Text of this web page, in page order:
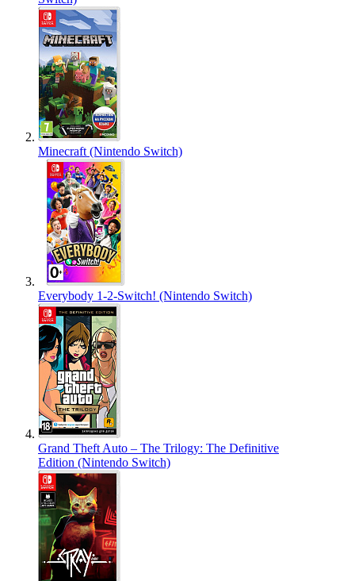
Minecraft (Nintendo Switch)
Everybody 1-2-Switch! (Nintendo Switch)
Grand Theft Auto – The Trilogy: The Definitive
Edition (Nintendo Switch)